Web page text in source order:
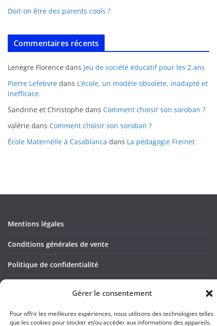
Gérer le consentement
Pour offrir les meilleures expériences, nous utilisons des technologies telles
que les cookies pour stocker et/ou accéder aux informations des appareils.
Doit-on être des parents cools ?
Commentaires récents
Lenègre Florence dans Jeu de société éducatif pour les 2 ans
Pierre Lefebvre dans L’école, un modèle obsolète, inadapté et
inefficace.
Sandrine et Christophe dans Comment choisir son soroban ?
valérie dans Comment choisir son soroban ?
École Maternelle à Casablanca dans La pédagogie Freinet
Mentions légales
Conditions générales de vente
Politique de confidentialité